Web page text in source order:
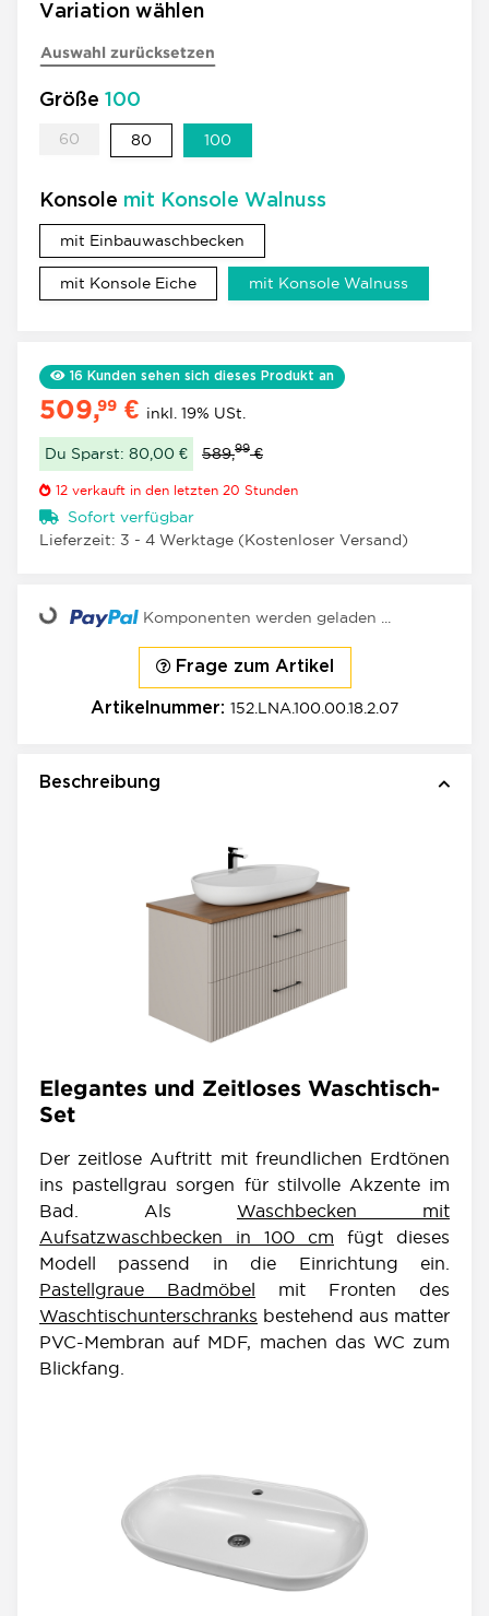
Variation wählen
Auswahl zurücksetzen
Größe 100
60 8080 100
Konsole mit Konsole Walnuss
mit Einbauwaschbecken
mit Konsole Eichemit Konsole Eiche
mit Konsole Walnuss
16 Kunden sehen sich dieses Produkt an
509,99 € inkl. 19% USt.
Du Sparst: 80,00 € 589,99€
12 verkauft in den letzten 20 Stunden
Sofort verfügbar
Lieferzeit: 3 - 4 Werktage (Kostenloser Versand)
Komponenten werden geladen ...
Frage zum Artikel
Artikelnummer: 152.LNA.100.00.18.2.07
Beschreibung
Elegantes und Zeitloses Waschtisch-
Set
Der zeitlose Auftritt mit freundlichen Erdtönen
ins pastellgrau sorgen für stilvolle Akzente im
Bad. Als Waschbecken mit
Aufsatzwaschbecken in 100 cm fügt dieses
Modell passend in die Einrichtung ein.
Pastellgraue Badmöbel mit Fronten des
Waschtischunterschranks bestehend aus matter
PVC-Membran auf MDF, machen das WC zum
Blickfang.